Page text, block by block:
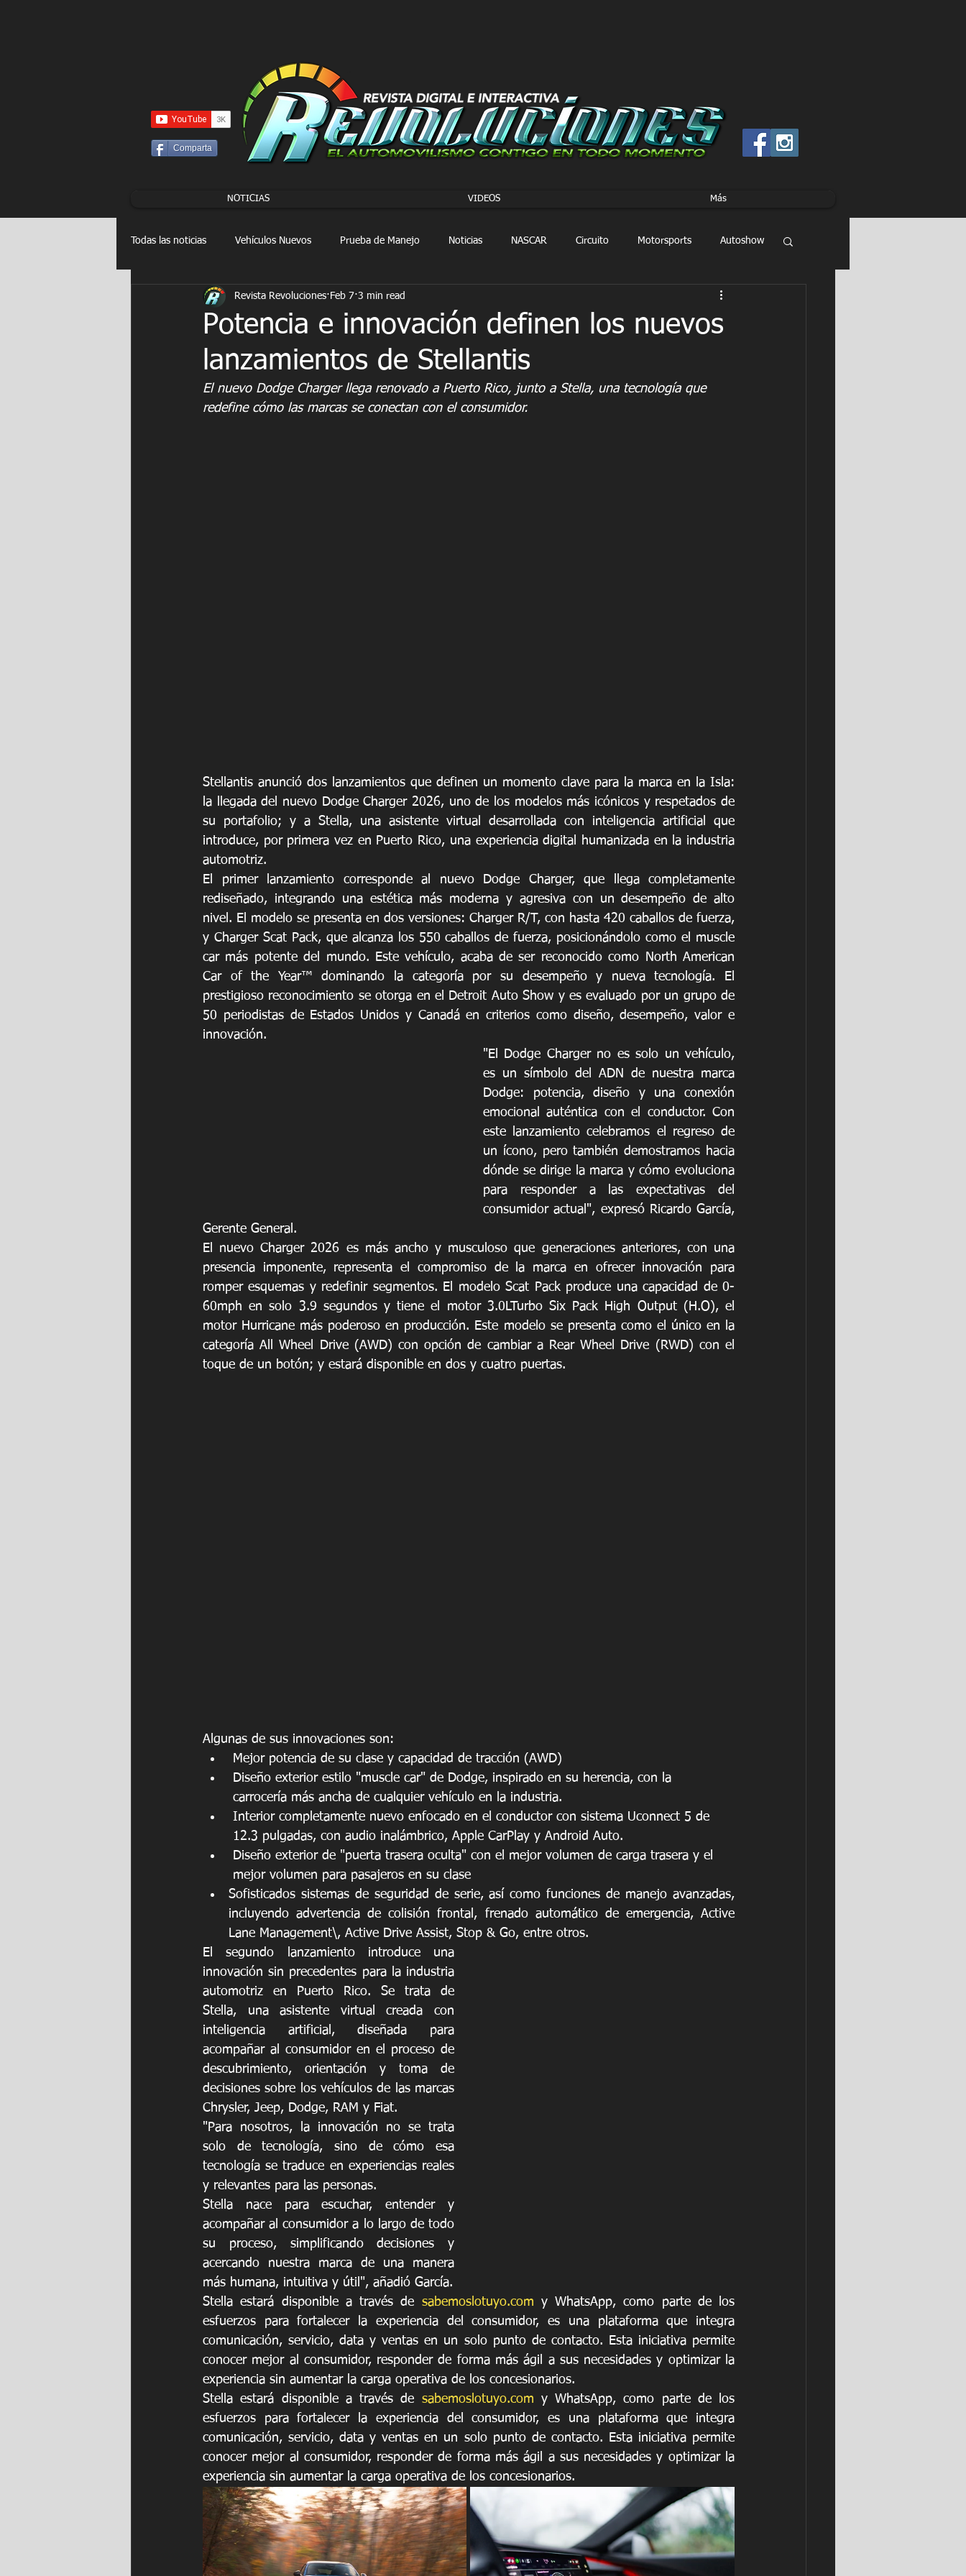
Comparta
NOTICIAS VIDEOS Más
Todas las noticias Vehículos Nuevos Prueba de Manejo Noticias NASCAR Circuito Motorsports Autoshow
Drag Racing FORMULA E FORMULA 1
Potencia e innovación definen los nuevos
lanzamientos de Stellantis
Revista Revoluciones Feb 7 3 min read
El nuevo Dodge Charger llega renovado a Puerto Rico, junto a Stella, una tecnología que
redefine cómo las marcas se conectan con el consumidor.
Stellantis anunció dos lanzamientos que definen un momento clave para la marca en la Isla:
la llegada del nuevo Dodge Charger 2026, uno de los modelos más icónicos y respetados de
su portafolio; y a Stella, una asistente virtual desarrollada con inteligencia artificial que
introduce, por primera vez en Puerto Rico, una experiencia digital humanizada en la industria
automotriz.
El primer lanzamiento corresponde al nuevo Dodge Charger, que llega completamente
rediseñado, integrando una estética más moderna y agresiva con un desempeño de alto
nivel. El modelo se presenta en dos versiones: Charger R/T, con hasta 420 caballos de fuerza,
y Charger Scat Pack, que alcanza los 550 caballos de fuerza, posicionándolo como el muscle
car más potente del mundo. Este vehículo, acaba de ser reconocido como North American
Car of the Year™ dominando la categoría por su desempeño y nueva tecnología. El
prestigioso reconocimiento se otorga en el Detroit Auto Show y es evaluado por un grupo de
50 periodistas de Estados Unidos y Canadá en criterios como diseño, desempeño, valor e
innovación.
"El Dodge Charger no es solo un vehículo,
es un símbolo del ADN de nuestra marca
Dodge: potencia, diseño y una conexión
emocional auténtica con el conductor. Con
este lanzamiento celebramos el regreso de
un ícono, pero también demostramos hacia
dónde se dirige la marca y cómo evoluciona
para responder a las expectativas del
consumidor actual", expresó Ricardo García,
Gerente General.
El nuevo Charger 2026 es más ancho y musculoso que generaciones anteriores, con una
presencia imponente, representa el compromiso de la marca en ofrecer innovación para
romper esquemas y redefinir segmentos. El modelo Scat Pack produce una capacidad de 0-
60mph en solo 3.9 segundos y tiene el motor 3.0LTurbo Six Pack High Output (H.O), el
motor Hurricane más poderoso en producción. Este modelo se presenta como el único en la
categoría All Wheel Drive (AWD) con opción de cambiar a Rear Wheel Drive (RWD) con el
toque de un botón; y estará disponible en dos y cuatro puertas.
Algunas de sus innovaciones son:
Mejor potencia de su clase y capacidad de tracción (AWD)
Diseño exterior estilo "muscle car" de Dodge, inspirado en su herencia, con la
carrocería más ancha de cualquier vehículo en la industria.
Interior completamente nuevo enfocado en el conductor con sistema Uconnect 5 de
12.3 pulgadas, con audio inalámbrico, Apple CarPlay y Android Auto.
Diseño exterior de "puerta trasera oculta" con el mejor volumen de carga trasera y el
mejor volumen para pasajeros en su clase
Sofisticados sistemas de seguridad de serie, así como funciones de manejo avanzadas,
incluyendo advertencia de colisión frontal, frenado automático de emergencia, Active
Lane Management\, Active Drive Assist, Stop & Go, entre otros.
El segundo lanzamiento introduce una
innovación sin precedentes para la industria
automotriz en Puerto Rico. Se trata de
Stella, una asistente virtual creada con
inteligencia artificial, diseñada para
acompañar al consumidor en el proceso de
descubrimiento, orientación y toma de
decisiones sobre los vehículos de las marcas
Chrysler, Jeep, Dodge, RAM y Fiat.
"Para nosotros, la innovación no se trata
solo de tecnología, sino de cómo esa
tecnología se traduce en experiencias reales
y relevantes para las personas.
Stella nace para escuchar, entender y
acompañar al consumidor a lo largo de todo
su proceso, simplificando decisiones y
acercando nuestra marca de una manera
más humana, intuitiva y útil", añadió García.
Stella estará disponible a través de sabemoslotuyo.com y WhatsApp, como parte de los
esfuerzos para fortalecer la experiencia del consumidor, es una plataforma que integra
comunicación, servicio, data y ventas en un solo punto de contacto. Esta iniciativa permite
conocer mejor al consumidor, responder de forma más ágil a sus necesidades y optimizar la
experiencia sin aumentar la carga operativa de los concesionarios.
Stella estará disponible a través de sabemoslotuyo.com y WhatsApp, como parte de los
esfuerzos para fortalecer la experiencia del consumidor, es una plataforma que integra
comunicación, servicio, data y ventas en un solo punto de contacto. Esta iniciativa permite
conocer mejor al consumidor, responder de forma más ágil a sus necesidades y optimizar la
experiencia sin aumentar la carga operativa de los concesionarios.